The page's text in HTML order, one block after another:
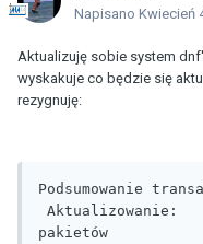
Napisano Kwiecień
Aktualizuję sobie system
wyskakuje co będzie się
rezygnuję:
Podsumowanie
pakietów